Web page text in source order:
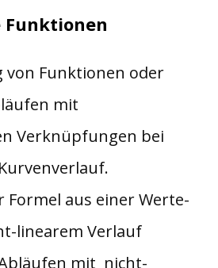
von Funktionen oder
mit
Verknüpfungen bei
Formel aus einer Werte-
linearem Verlauf
mit nicht-